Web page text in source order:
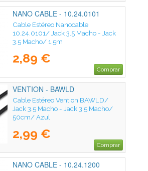
NANO CABLE - 10.24.0101
Cable Estéreo Nanocable
10.24.0101/ Jack 3.5 Macho - Jack
3.5 Macho/ 1.5m
2,89 €
Comprar
VENTION - BAWLD
Cable Estéreo Vention BAWLD/
Jack 3.5 Macho - Jack 3.5 Macho/
50cm/ Azul
2,99 €
Comprar
NANO CABLE - 10.24.1200